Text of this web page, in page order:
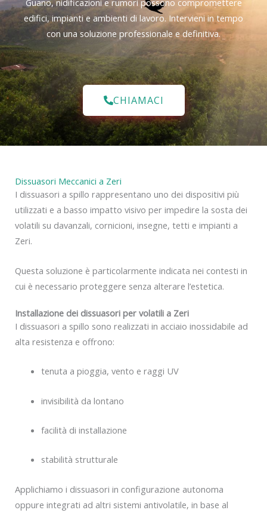
edifici, impianti e ambienti di lavoro. Intervieni in tempo
con una soluzione professionale e definitiva.
CHIAMACI
Dissuasori Meccanici a Zeri
I dissuasori a spillo rappresentano uno dei dispositivi più
utilizzati e a basso impatto visivo per impedire la sosta dei
volatili su davanzali, cornicioni, insegne, tetti e impianti a
Zeri.
Questa soluzione è particolarmente indicata nei contesti in
cui è necessario proteggere senza alterare l’estetica.
Installazione dei dissuasori per volatili a Zeri
I dissuasori a spillo sono realizzati in acciaio inossidabile ad
alta resistenza e offrono:
tenuta a pioggia, vento e raggi UV
invisibilità da lontano
facilità di installazione
stabilità strutturale
Applichiamo i dissuasori in configurazione autonoma
oppure integrati ad altri sistemi antivolatile, in base al